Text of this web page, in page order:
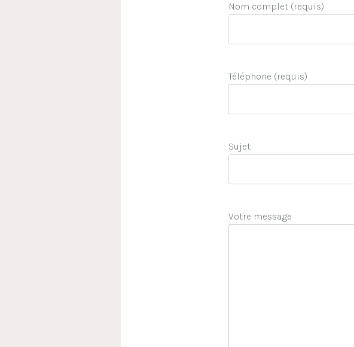
Nom complet (requis)
Téléphone (requis)
Sujet
Votre message